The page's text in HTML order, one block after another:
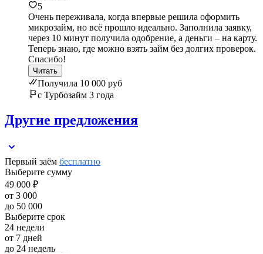
5
Очень переживала, когда впервые решила оформить
микрозайм, но всё прошло идеально. Заполнила заявку,
через 10 минут получила одобрение, а деньги – на карту.
Теперь знаю, где можно взять займ без долгих проверок.
Спасибо!
Читать
Получила 10 000 руб
с Турбозайм 3 года
Другие предложения
Первый заём бесплатно
Выберите сумму
49 000 ₽
от 3 000
до 50 000
Выберите срок
24 недели
от 7 дней
до 24 недель